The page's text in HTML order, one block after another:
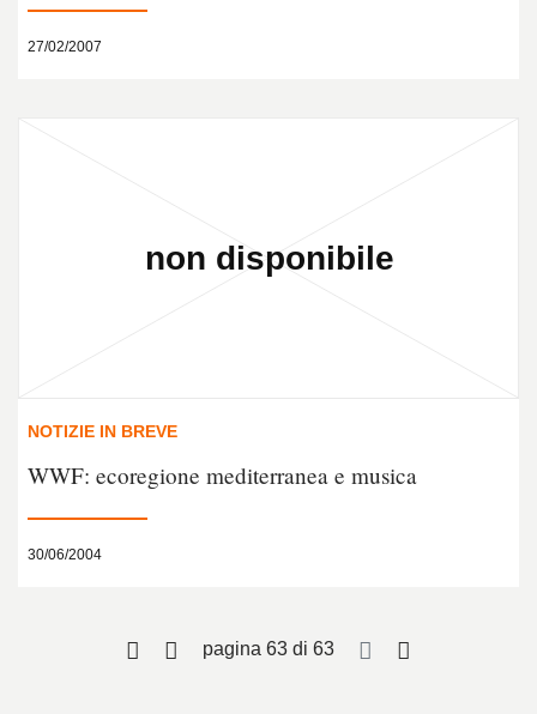
27/02/2007
NOTIZIE IN BREVE
WWF: ecoregione mediterranea e musica
30/06/2004
pagina 63 di 63